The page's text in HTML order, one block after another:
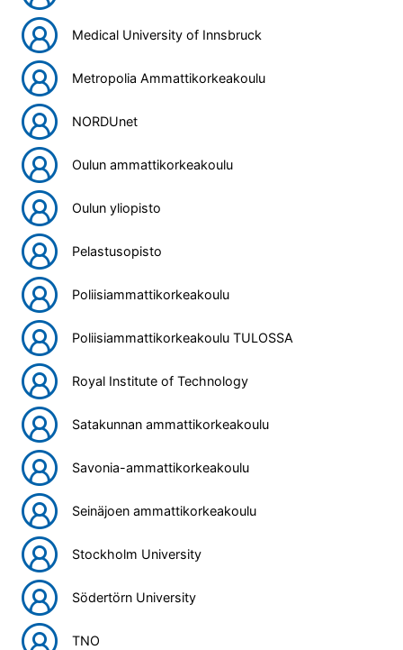
Medical University of Innsbruck
Metropolia Ammattikorkeakoulu
NORDUnet
Oulun ammattikorkeakoulu
Oulun yliopisto
Pelastusopisto
Poliisiammattikorkeakoulu
Poliisiammattikorkeakoulu TULOSSA
Royal Institute of Technology
Satakunnan ammattikorkeakoulu
Savonia-ammattikorkeakoulu
Seinäjoen ammattikorkeakoulu
Stockholm University
Södertörn University
TNO